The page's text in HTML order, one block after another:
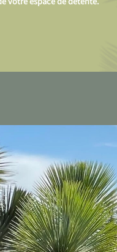
votre espace de détente.